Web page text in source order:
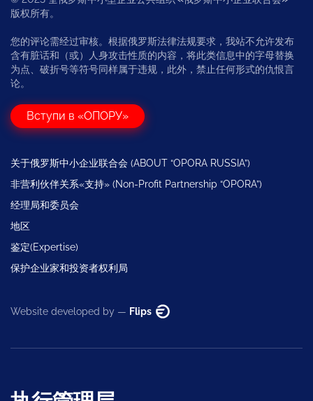
版权所有。
您的评论需经过审核。根据俄罗斯法律法规要求，我站不允许发布
含有脏话和（或）人身攻击性质的内容，将此类信息中的字母替换
为点、破折号等符号同样属于违规，此外，禁止任何形式的仇恨言
论。
Вступи в «ОПОРУ»
关于俄罗斯中小企业联合会 (ABOUT “OPORA RUSSIA”)
非营利伙伴关系«支持» (Non-Profit Partnership “OPORA”)
经理局和委员会
地区
鉴定(Expertise)
保护企业家和投资者权利局
Website developed by — Flips